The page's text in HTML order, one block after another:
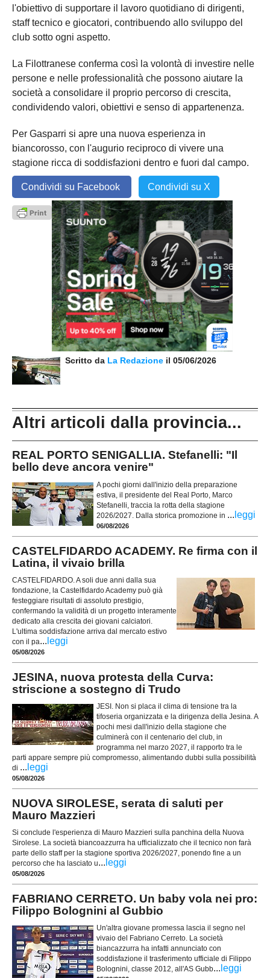
l'obiettivo di supportare il lavoro quotidiano di dirigenti,
staff tecnico e giocatori, contribuendo allo sviluppo del
club sotto ogni aspetto.
La Filottranese conferma così la volontà di investire nelle
persone e nelle professionalità che possono aiutare la
società a consolidare il proprio percorso di crescita,
condividendo valori, obiettivi e senso di appartenenza.
Per Gasparri si apre una nuova esperienza in
biancorosso, con l'augurio reciproco di vivere una
stagione ricca di soddisfazioni dentro e fuori dal campo.
Condividi su Facebook Condividi su X
Scritto da La Redazione il 05/06/2026
Altri articoli dalla provincia...
REAL PORTO SENIGALLIA. Stefanelli: "Il
bello deve ancora venire"
A pochi giorni dall'inizio della preparazione
estiva, il presidente del Real Porto, Marco
Stefanelli, traccia la rotta della stagione
2026/2027. Dalla storica promozione in ... leggi
06/08/2026
CASTELFIDARDO ACADEMY. Re firma con il
Latina, il vivaio brilla
CASTELFIDARDO. A soli due anni dalla sua
fondazione, la Castelfidardo Academy può già
festeggiare risultati di assoluto prestigio,
confermando la validità di un progetto interamente
dedicato alla crescita dei giovani calciatori.
L'ultima soddisfazione arriva dal mercato estivo
con il pa... leggi
05/08/2026
JESINA, nuova protesta della Curva:
striscione a sostegno di Trudo
JESI. Non si placa il clima di tensione tra la
tifoseria organizzata e la dirigenza della Jesina. A
pochi mesi dall'inizio della stagione che
culminerà con il centenario del club, in
programma nel marzo 2027, il rapporto tra le
parti appare sempre più compromesso, alimentando dubbi sulla possibilità
di ... leggi
05/08/2026
NUOVA SIROLESE, serata di saluti per
Mauro Mazzieri
Si conclude l'esperienza di Mauro Mazzieri sulla panchina della Nuova
Sirolese. La società biancoazzurra ha ufficializzato che il tecnico non farà
parte dello staff per la stagione sportiva 2026/2027, ponendo fine a un
percorso che ha lasciato u... leggi
05/08/2026
FABRIANO CERRETO. Un baby vola nei pro:
Filippo Bolognini al Gubbio
Un'altra giovane promessa lascia il segno nel
vivaio del Fabriano Cerreto. La società
biancazzurra ha infatti annunciato con
soddisfazione il trasferimento ufficiale di Filippo
Bolognini, classe 2012, all'AS Gubb... leggi